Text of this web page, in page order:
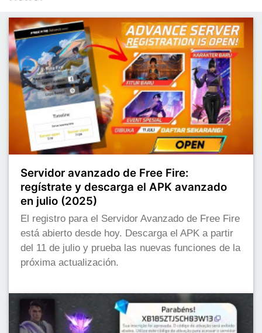
Servidor avanzado de Free Fire:
regístrate y descarga el APK avanzado
en julio (2025)
El registro para el Servidor Avanzado de Free Fire
está abierto desde hoy. Descarga el APK a partir
del 11 de julio y prueba las nuevas funciones de la
próxima actualización.